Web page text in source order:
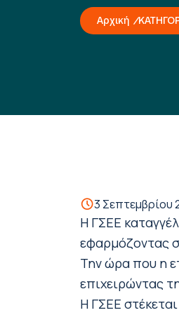
Αρχική
3 Σεπτεμβρίου
Η ΓΣΕΕ
εφαρμόζοντας
Την ώρα που η
επιχειρώντας
Η ΓΣΕΕ